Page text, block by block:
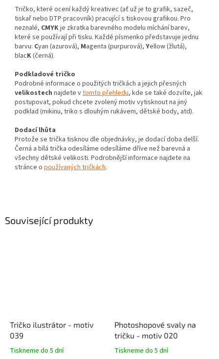
Tričko, které ocení každý kreativec (ať už je to grafik, sazeč,
tiskař nebo DTP pracovník) pracující s tiskovou grafikou. Pro
neznalé, CMYKje zkratka barevného modelu míchání barev,
které se používají při tisku. Každé písmenko představuje jednu
barvu: Cyan (azurová), Magenta (purpurová), Yellow (žlutá),
blacK(černá).
Podkladové tričko
Podrobné informace o použitých tričkách a jejich přesných
velikostech najdete vtomto přehledu, kde se také dozvíte, jak
postupovat, pokud chcete zvolený motiv vytisknout na jiný
podklad (mikinu, triko s dlouhým rukávem, dětské body, atd).
Dodací lhůta
Protože se trička tisknou dle objednávky, je dodací doba delší.
Černá a bílá trička odesíláme odesíláme dříve než barevná a
všechny dětské velikosti. Podrobnější informace najdete na
stránce o používaných tričkách.
Související produkty
Tričko ilustrátor - motiv
039
Tiskneme do 5 dní
Photoshopové svaly na
tričku - motiv 020
Tiskneme do 5 dní